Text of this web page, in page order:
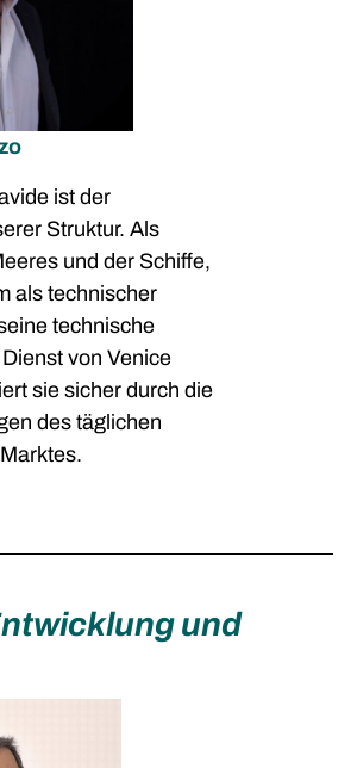
ist der
Struktur. Als
und der Schiffe,
als technischer
technische
von Venice
sie sicher durch die
des täglichen
und